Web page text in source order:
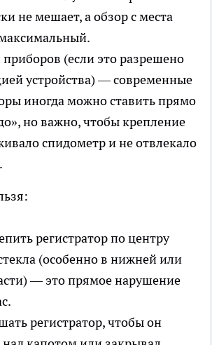
не мешает, а обзор с места
(если это разрешено
устройства) — современные
иногда можно ставить прямо
но важно, чтобы крепление
спидометр и не отвлекало
регистратор по центру
(особенно в нижней или
— это прямое нарушение
регистратор, чтобы он